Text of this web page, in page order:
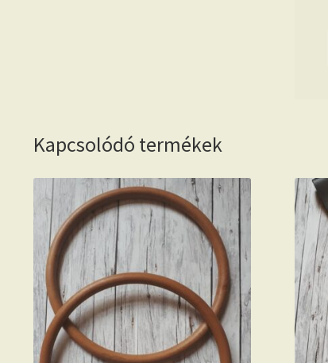
Kapcsolódó termékek